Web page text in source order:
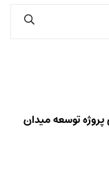
توسعه میدان